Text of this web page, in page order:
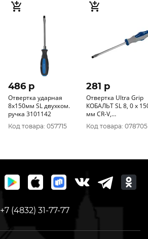
486 p
Отвертка ударная
8х150мм SL двухком.
ручка 3101142
Код товара: 057715
281 p
Отвертка Ultra Grip
КОБАЛЬТ SL 8, 0 х
мм CR-V,
двухкомпонентная
рукоятка (1 шт.)
Код товара: 078705
+7 (4832) 31-77-77